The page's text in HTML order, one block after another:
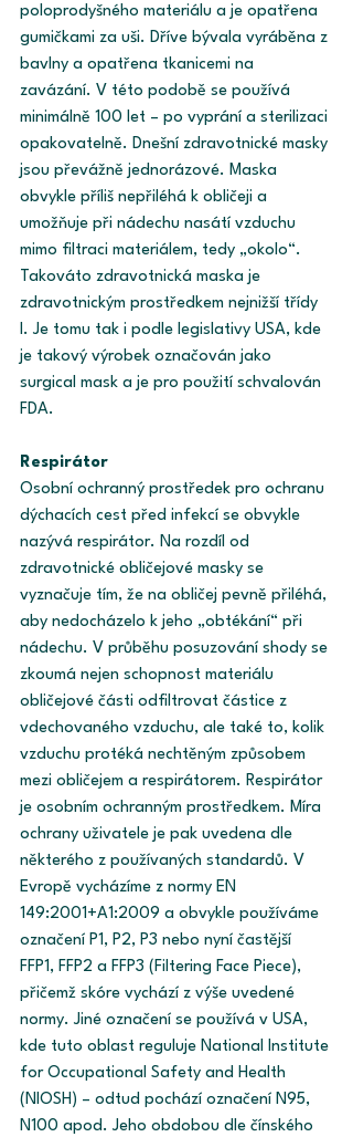
poloprodyšného materiálu a je opatřena
gumičkami za uši. Dříve bývala vyráběna z
bavlny a opatřena tkanicemi na
zavázání. V této podobě se používá
minimálně 100 let – po vyprání a sterilizaci
opakovatelně. Dnešní zdravotnické masky
jsou převážně jednorázové. Maska
obvykle příliš nepřiléhá k obličeji a
umožňuje při nádechu nasátí vzduchu
mimo filtraci materiálem, tedy „okolo“.
Takováto zdravotnická maska je
zdravotnickým prostředkem nejnižší třídy
I. Je tomu tak i podle legislativy USA, kde
je takový výrobek označován jako
surgical mask a je pro použití schvalován
FDA.
Respirátor
Osobní ochranný prostředek pro ochranu
dýchacích cest před infekcí se obvykle
nazývá respirátor. Na rozdíl od
zdravotnické obličejové masky se
vyznačuje tím, že na obličej pevně přiléhá,
aby nedocházelo k jeho „obtékání“ při
nádechu. V průběhu posuzování shody se
zkoumá nejen schopnost materiálu
obličejové části odfiltrovat částice z
vdechovaného vzduchu, ale také to, kolik
vzduchu protéká nechtěným způsobem
mezi obličejem a respirátorem. Respirátor
je osobním ochranným prostředkem. Míra
ochrany uživatele je pak uvedena dle
některého z používaných standardů. V
Evropě vycházíme z normy EN
149:2001+A1:2009 a obvykle používáme
označení P1, P2, P3 nebo nyní častější
FFP1, FFP2 a FFP3 (Filtering Face Piece),
přičemž skóre vychází z výše uvedené
normy. Jiné označení se používá v USA,
kde tuto oblast reguluje National Institute
for Occupational Safety and Health
(NIOSH) – odtud pochází označení N95,
N100 apod. Jeho obdobou dle čínského